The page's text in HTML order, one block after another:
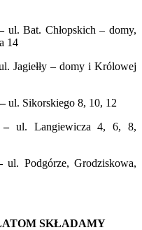
ul. Bat. Chłopskich – domy,
14
Jagiełły – domy i Królowej
ul. Sikorskiego 8, 10, 12
–ul. Langiewicza 4, 6, 8,
ul. Podgórze, Grodziskowa,
SKŁADAMY